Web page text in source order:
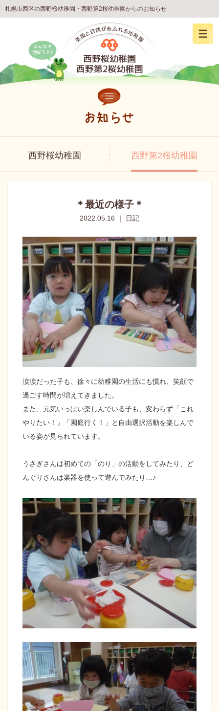
札幌市西区の西野桜幼稚園・西野第2桜幼稚園からのお知らせ
西野桜幼稚園 西野第2桜幼稚園
＊最近の様子＊
2022.05.16 ｜ 日記
涙涙だった子も、徐々に幼稚園の生活にも慣れ、笑顔で
過ごす時間が増えてきました。
また、元気いっぱい楽しんでいる子も、変わらず「これ
やりたい！」「園庭行く！」と自由選択活動を楽しんで
いる姿が見られています。
うさぎさんは初めての「のり」の活動をしてみたり、ど
んぐりさんは楽器を使って遊んでみたり…♪